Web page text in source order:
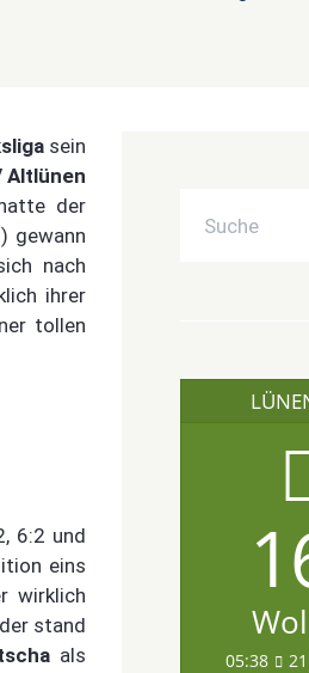
sein
Altlünen
der
gewann
nach
ihrer
tollen
6:2 und
eins
wirklich
stand
als
05:38